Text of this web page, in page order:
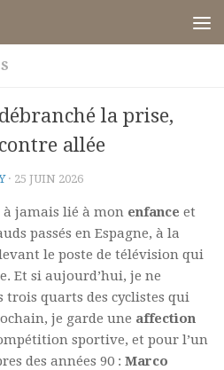
la prise,
allée
· 25 JUIN 2026
à jamais lié à mon enfance et
passés en Espagne, à la
le poste de télévision qui
Et si aujourd’hui, je ne
trois quarts des cyclistes qui
je garde une affection
sportive, et pour l’un
des années 90 : Marco